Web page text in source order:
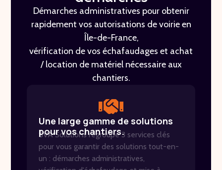
Démarches administratives pour obtenir
rapidement vos autorisations de voirie en
Île-de-France,
vérification de vos échafaudages et achat
/ location de matériel nécessaire aux
chantiers.
Une large gamme de solutions
pour vos chantiers.
SVA Solutions regroupe 3 services clés
pour vous garantir des solutions tout-en-
un : démarches administratives,